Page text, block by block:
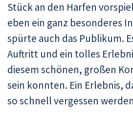
Stück an den Harfen
eben ein ganz besonderes
spürte auch das Publikum.
Auftritt und ein tolles
diesem schönen, großen
sein konnten. Ein Erlebnis,
so schnell vergessen